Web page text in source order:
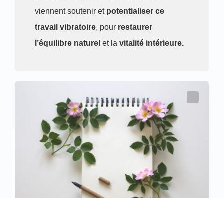
viennent soutenir et potentialiser ce
travail vibratoire, pour restaurer
l’équilibre naturel et la vitalité intérieure.